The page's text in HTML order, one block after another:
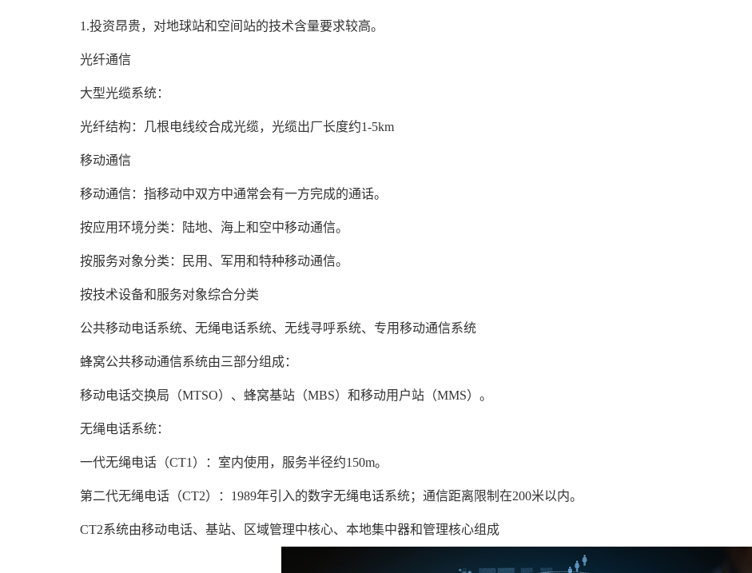
1.投资昂贵，对地球站和空间站的技术含量要求较高。
光纤通信
大型光缆系统：
光纤结构：几根电线绞合成光缆，光缆出厂长度约1-5km
移动通信
移动通信：指移动中双方中通常会有一方完成的通话。
按应用环境分类：陆地、海上和空中移动通信。
按服务对象分类：民用、军用和特种移动通信。
按技术设备和服务对象综合分类
公共移动电话系统、无绳电话系统、无线寻呼系统、专用移动通信系统
蜂窝公共移动通信系统由三部分组成：
移动电话交换局（MTSO）、蜂窝基站（MBS）和移动用户站（MMS）。
无绳电话系统：
一代无绳电话（CT1）：室内使用，服务半径约150m。
第二代无绳电话（CT2）：1989年引入的数字无绳电话系统；通信距离限制在200米以内。
CT2系统由移动电话、基站、区域管理中核心、本地集中器和管理核心组成